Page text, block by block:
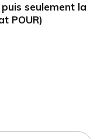
seulement la
POUR)